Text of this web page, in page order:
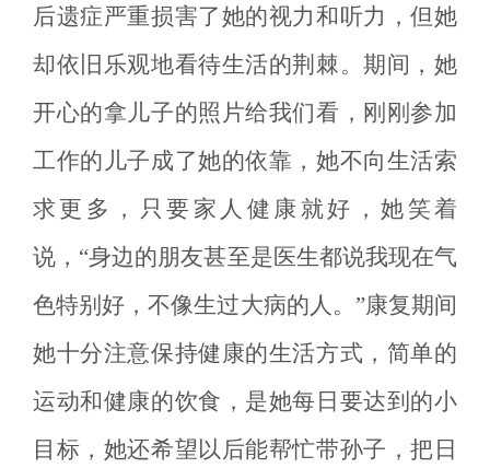
后遗症严重损害了她的视力和听力，但她
却依旧乐观地看待生活的荆棘。期间，她
开心的拿儿子的照片给我们看，刚刚参加
工作的儿子成了她的依靠，她不向生活索
求更多，只要家人健康就好，她笑着
说，“身边的朋友甚至是医生都说我现在气
色特别好，不像生过大病的人。”康复期间
她十分注意保持健康的生活方式，简单的
运动和健康的饮食，是她每日要达到的小
目标，她还希望以后能帮忙带孙子，把日